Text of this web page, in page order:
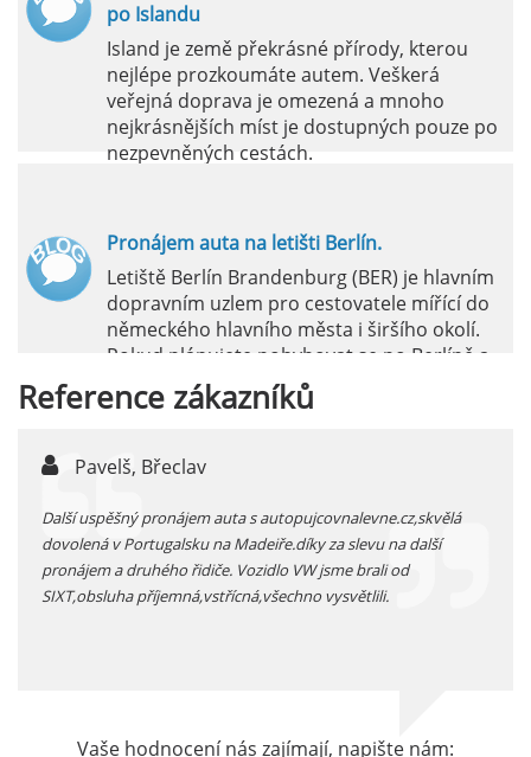
po Islandu
Island je země překrásné přírody, kterou
nejlépe prozkoumáte autem. Veškerá
veřejná doprava je omezená a mnoho
nejkrásnějších míst je dostupných pouze po
nezpevněných cestách.
Pronájem auta na letišti Berlín.
Letiště Berlín Brandenburg (BER) je hlavním
dopravním uzlem pro cestovatele mířící do
německého hlavního města i širšího okolí.
Pokud plánujete pohybovat se po Berlíně a
okolních regionech bez omezení, pronájem
auta přímo na letišti je ideální volbou.
Letiště Marseille, oficiálně známé jako
mezinárodní letiště Marseille-Provence, je
hlavní vstupní branou do regionu Provence
a nachází se přibližně 27 km od centra města
Reference zákazníků
Pavelš, Břeclav
Další uspěšný pronájem auta s autopujcovnalevne.cz,skvělá
dovolená v Portugalsku na Madeiře.díky za slevu na další
pronájem a druhého řidiče. Vozidlo VW jsme brali od
SIXT,obsluha příjemná,vstřícná,všechno vysvětlili.
Vaše hodnocení nás zajímají, napište nám: